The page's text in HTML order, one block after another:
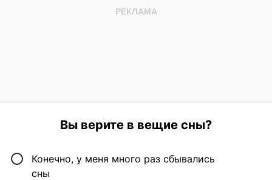
Вы верите в вещие сны?
Конечно, у меня много раз сбывались
сны